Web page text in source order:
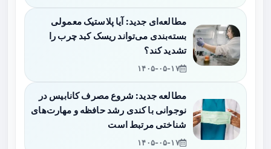
مطالعه‌ای جدید: آیا پلاستیک معمولی
بسته‌بندی می‌تواند ریسک کبد چرب را
تشدید کند؟
۱۴۰۵-۰۵-۱۷
مطالعه جدید: شروع مصرف کانابیس در
نوجوانی با کندی رشد حافظه و مهارت‌های
شناختی مرتبط است
۱۴۰۵-۰۵-۱۷